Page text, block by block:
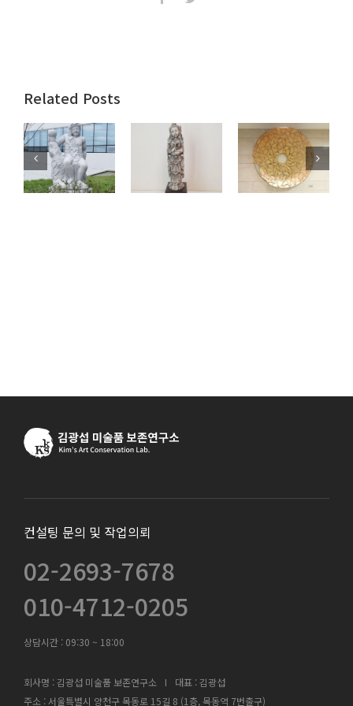
Related Posts
컨설팅 문의 및 작업의뢰
02-2693-7678
010-4712-0205
상담시간 : 09:30 ~ 18:00
회사명 : 김광섭 미술품 보존연구소 I
대표 : 김광섭
주소 : 서울특별시 양천구 목동로 15길 8 (1층, 목동역 7번출구)